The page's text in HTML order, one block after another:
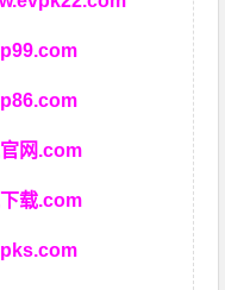
网.com
载.com